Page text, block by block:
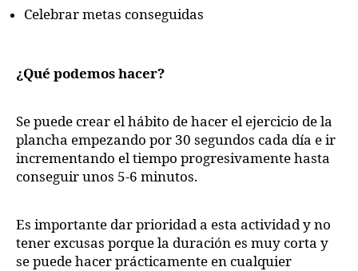
Celebrar metas conseguidas
¿Qué podemos hacer?
Se puede crear el hábito de hacer el ejercicio de la
plancha empezando por 30 segundos cada día e ir
incrementando el tiempo progresivamente hasta
conseguir unos 5-6 minutos.
Es importante dar prioridad a esta actividad y no
tener excusas porque la duración es muy corta y
se puede hacer prácticamente en cualquier